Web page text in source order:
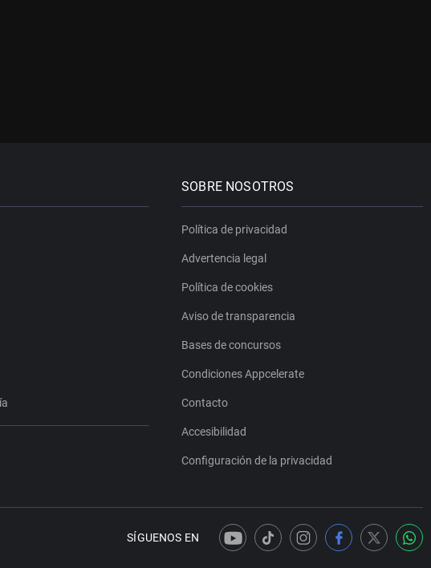
SOBRE NOSOTROS
Política de privacidad
Advertencia legal
Política de cookies
Aviso de transparencia
Bases de concursos
Condiciones Appcelerate
Contacto
Accesibilidad
Configuración de la privacidad
SÍGUENOS EN